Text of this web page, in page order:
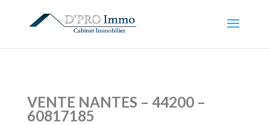
VENTE NANTES – 44200 –
60817185